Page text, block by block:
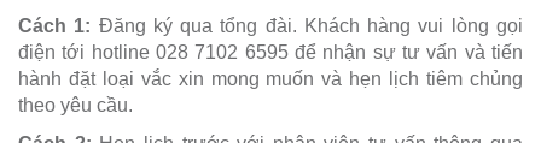
Cách 1: Đăng ký qua tổng đài. Khách hàng vui lòng gọi
điện tới hotline 028 7102 6595 để nhận sự tư vấn và tiến
hành đặt loại vắc xin mong muốn và hẹn lịch tiêm chủng
theo yêu cầu.